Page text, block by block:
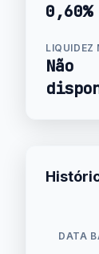
0,60%
LIQUIDEZ
Não
DATA